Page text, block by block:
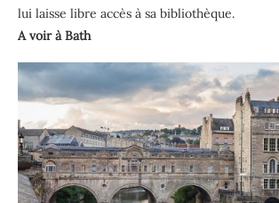
lui laisse libre accès à sa bibliothèque.
A voir à Bath